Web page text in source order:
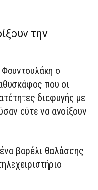
την
ο
που οι
διαφυγής με
ούτε να ανοίξουν
βαρέλι θαλάσσης